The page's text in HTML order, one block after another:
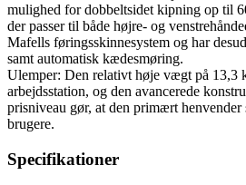
mulighed for dobbeltsidet kipning op til
der passer til både højre- og
Mafells føringsskinnesystem og har
samt automatisk kædesmøring.
Ulemper: Den relativt høje vægt på 13,3
arbejdsstation, og den avancerede
prisniveau gør, at den primært
brugere.
Specifikationer